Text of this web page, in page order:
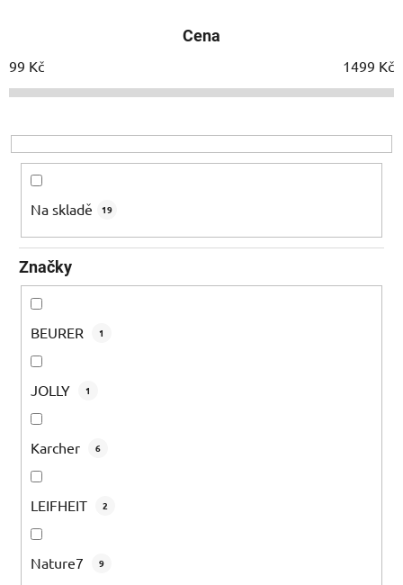
í
p
o
d
ů
Cena
99 Kč 1499 Kč
Na skladě 19
Značky
BEURER 1
JOLLY 1
Karcher 6
LEIFHEIT 2
Nature7 9